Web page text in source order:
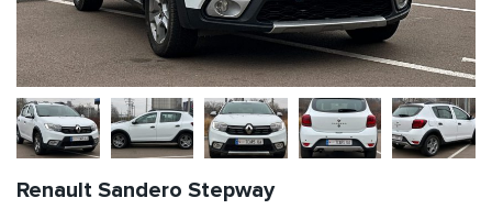
Renault Sandero Stepway